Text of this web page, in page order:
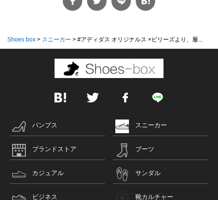
Shoes box > スニーカー > #アディダス オリジナルス ×ビリーズより、履...
パンプス スニーカー
ブランドストア ブーツ
カジュアル サンダル
ビジネス 靴カルチャー